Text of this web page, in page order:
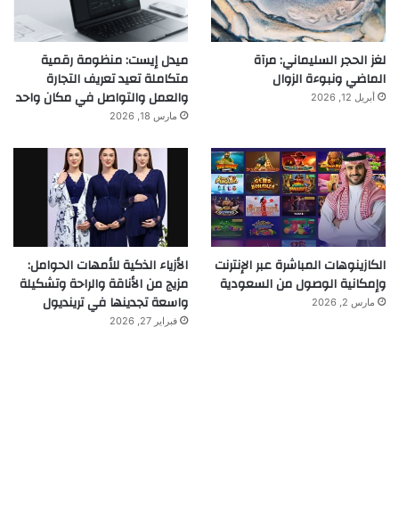
لغز الحجر السليماني: مرآة
الماضي ونبوءة الزوال
أبريل 12, 2026
ميدل إيست: منظومة رقمية
متكاملة تعيد تعريف التجارة
والعمل والتواصل في مكان واحد
مارس 18, 2026
الكازينوهات المباشرة عبر الإنترنت
وإمكانية الوصول من السعودية
مارس 2, 2026
الأزياء الذكية للأمهات الحوامل:
مزيج من الأناقة والراحة وتشكيلة
واسعة تجدينها في ترينديول
فبراير 27, 2026